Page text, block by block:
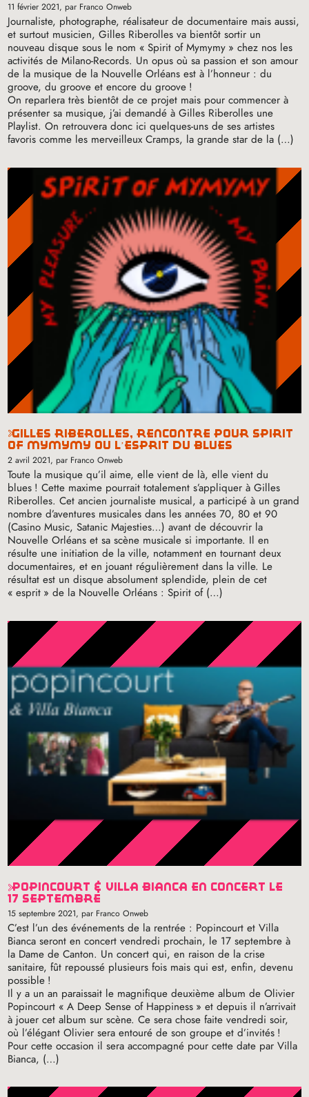
11 février 2021, par Franco Onweb
Journaliste, photographe, réalisateur de documentaire mais aussi,
et surtout musicien, Gilles Riberolles va bientôt sortir un
nouveau disque sous le nom « Spirit of Mymymy » chez nos les
activités de Milano-Records. Un opus où sa passion et son amour
de la musique de la Nouvelle Orléans est à l’honneur : du
groove, du groove et encore du groove !
On reparlera très bientôt de ce projet mais pour commencer à
présenter sa musique, j’ai demandé à Gilles Riberolles une
Playlist. On retrouvera donc ici quelques-uns de ses artistes
favoris comme les merveilleux Cramps, la grande star de la (…)
gilles riberolles, rencontre pour spirit
of mymymy ou l’esprit du blues
2 avril 2021, par Franco Onweb
Toute la musique qu’il aime, elle vient de là, elle vient du
blues ! Cette maxime pourrait totalement s’appliquer à Gilles
Riberolles. Cet ancien journaliste musical, a participé à un grand
nombre d’aventures musicales dans les années 70, 80 et 90
(Casino Music, Satanic Majesties…) avant de découvrir la
Nouvelle Orléans et sa scène musicale si importante. Il en
résulte une initiation de la ville, notamment en tournant deux
documentaires, et en jouant régulièrement dans la ville. Le
résultat est un disque absolument splendide, plein de cet
« esprit » de la Nouvelle Orléans : Spirit of (…)
popincourt & villa bianca en concert le
17 septembre
15 septembre 2021, par Franco Onweb
C’est l’un des événements de la rentrée : Popincourt et Villa
Bianca seront en concert vendredi prochain, le 17 septembre à
la Dame de Canton. Un concert qui, en raison de la crise
sanitaire, fût repoussé plusieurs fois mais qui est, enfin, devenu
possible !
Il y a un an paraissait le magnifique deuxième album de Olivier
Popincourt « A Deep Sense of Happiness » et depuis il n’arrivait
à jouer cet album sur scène. Ce sera chose faite vendredi soir,
où l’élégant Olivier sera entouré de son groupe et d’invités !
Pour cette occasion il sera accompagné pour cette date par Villa
Bianca, (…)